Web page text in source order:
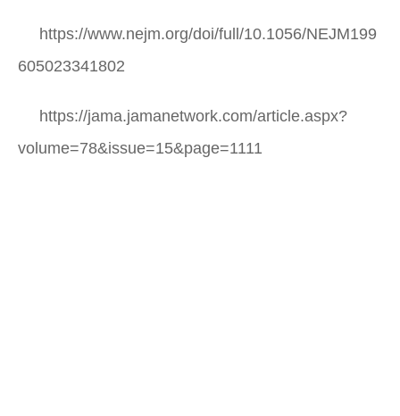
https://www.nejm.org/doi/full/10.1056/NEJM199
605023341802
https://jama.jamanetwork.com/article.aspx?
volume=78&issue=15&page=1111